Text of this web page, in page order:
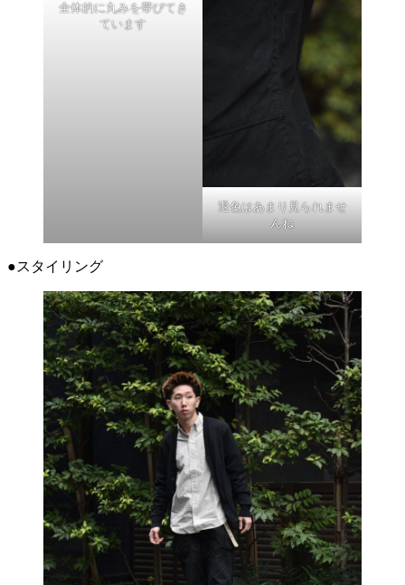
全体的に丸みを帯びてき
ています
退色はあまり見られませ
んね
●スタイリング